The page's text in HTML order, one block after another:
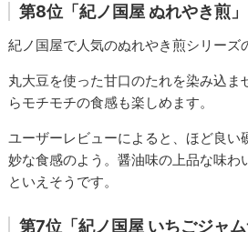
第8位「紀ノ国屋 ぬれやき煎」
紀ノ国屋で人気のぬれやき煎シリーズ
丸大豆を使った甘口のたれを染み込ま
らモチモチの食感も楽しめます。
ユーザーレビューによると、ほど良い
妙な食感のよう。醤油味の上品な味わ
といえそうです。
第7位「紀ノ国屋 いちごジャム